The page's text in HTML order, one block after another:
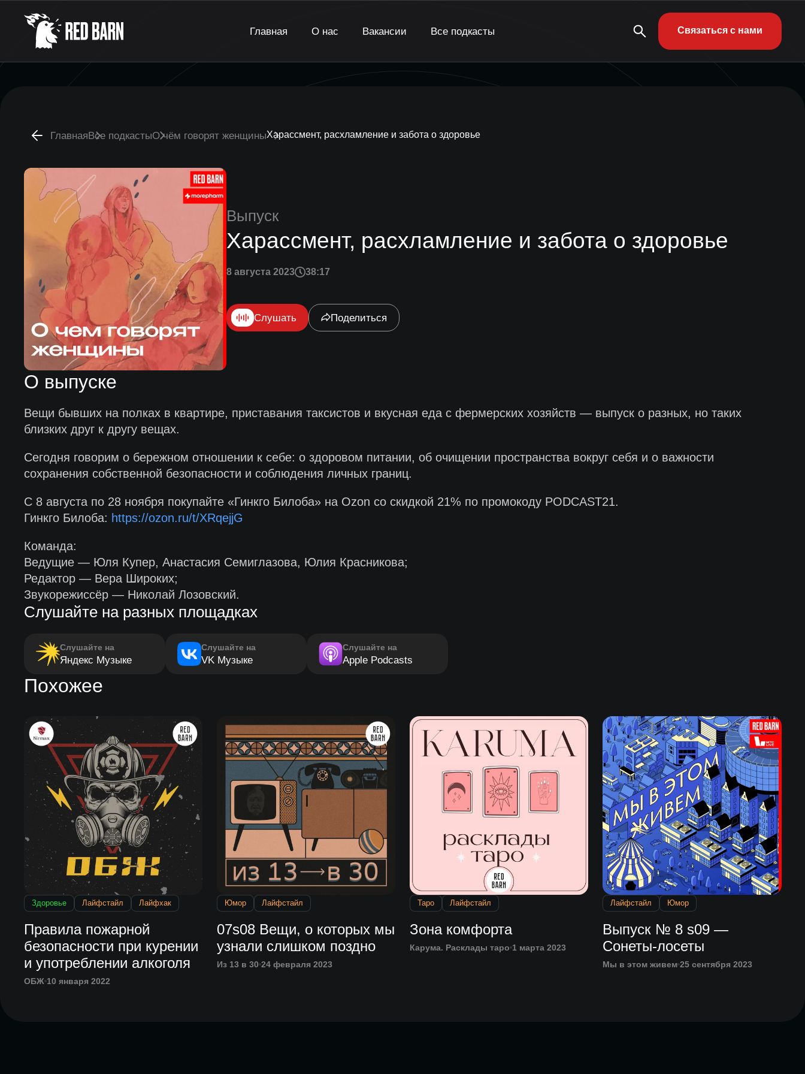
Главная О нас Вакансии Все подкасты Связаться с нами
ГлавнаяВсе подкастыО чём говорят женщиныХарассмент, расхламление и забота о здоровье
Выпуск
Харассмент, расхламление и забота о здоровье
8 августа 2023 38:17
Слушать Поделиться
О выпуске
Вещи бывших на полках в квартире, приставания таксистов и вкусная еда с фермерских хозяйств — выпуск о разных, но таких
близких друг к другу вещах.
Сегодня говорим о бережном отношении к себе: о здоровом питании, об очищении пространства вокруг себя и о важности
сохранения собственной безопасности и соблюдения личных границ.
С 8 августа по 28 ноября покупайте «Гинкго Билоба» на Ozon со скидкой 21% по промокоду PODCAST21.
Гинкго Билоба: https://ozon.ru/t/XRqejjG
Команда:
Ведущие — Юля Купер, Анастасия Семиглазова, Юлия Красникова;
Редактор — Вера Широких;
Звукорежиссёр — Николай Лозовский.
Слушайте на разных площадках
Слушайте на
Яндекс Музыке
Слушайте на
VK Музыке
Слушайте на
Apple Podcasts
Похожее
Здоровье Лайфстайл Лайфхак
Правила пожарной
безопасности при курении
и употреблении алкоголя
ОБЖ 10 января 2022
Юмор Лайфстайл
07s08 Вещи, о которых мы
узнали слишком поздно
Из 13 в 30 24 февраля 2023
Таро Лайфстайл
Зона комфорта
Карума. Расклады таро 1 марта 2023
Лайфстайл Юмор
Выпуск № 8 s09 —
Сонеты-лосеты
Мы в этом живем 25 сентября 2023